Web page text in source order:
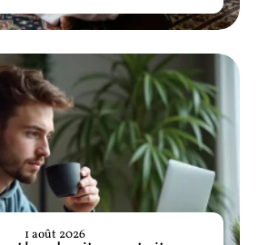
1 août 2026